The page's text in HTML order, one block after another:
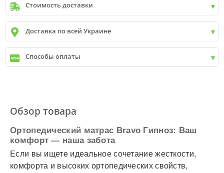
Стоимость доставки
Киевдо9999 грн. -400 грн.
Киевот9999 грн - БЕСПЛАТНО
Киев пригород +30 грн\км
Доставка по всей Украине
✓Новая почта
✓Деливери
✓Автолюкс
Способы оплаты
✓ Подробнее
Обзор товара
Ортопедический матрас Bravo Гипноз: Ваш
комфорт — наша забота
Если вы ищете идеальное сочетание жесткости,
комфорта и высоких ортопедических свойств,